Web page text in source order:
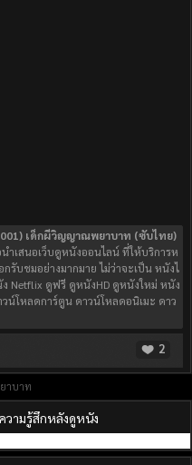
เด็กผีวิญญาณพยาบาท (ซับไทย)
ำเสนอเว็บดูหนังออนไลน์ ที่ให้บริการห
รับชมอย่างมากมาย ไม่ว่าจะเป็น หนังไ
Netflix ดูฟรี ดูหนังHD ดูหนังใหม่ หนัง
วน์โหลดการ์ตูน ดาวน์โหลดอนิเมะ ดาว
2
าบาท
ามรู้สึกหลังดูหนัง